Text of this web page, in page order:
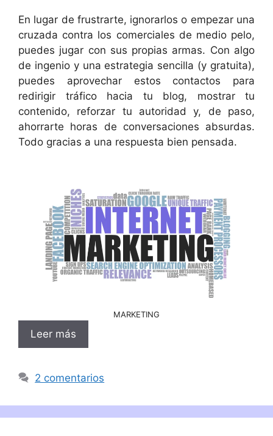
En lugar de frustrarte, ignorarlos o empezar una
cruzada contra los comerciales de medio pelo,
puedes jugar con sus propias armas. Con algo
de ingenio y una estrategia sencilla (y gratuita),
puedes aprovechar estos contactos para
redirigir tráfico hacia tu blog, mostrar tu
contenido, reforzar tu autoridad y, de paso,
ahorrarte horas de conversaciones absurdas.
Todo gracias a una respuesta bien pensada.
MARKETING
Leer más
2 comentarios